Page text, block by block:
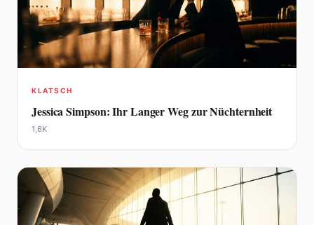
KLATSCH
Jessica Simpson: Ihr Langer Weg zur Nüchternheit
1,6K